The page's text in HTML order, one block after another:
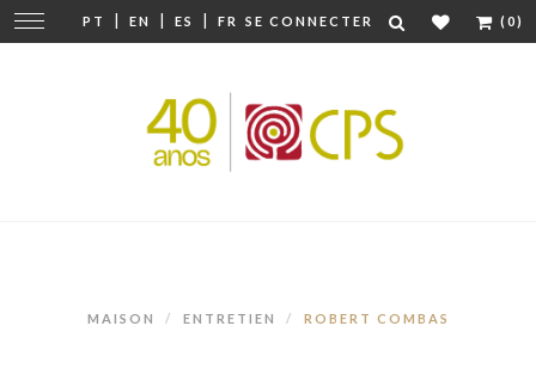
PT | EN | ES | FR SE CONNECTER (0)
Modifier
la
MAISON ENTRETIEN ROBERT COMBAS